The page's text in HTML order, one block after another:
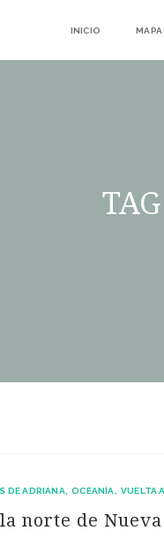
INICIO MAPA
DE ADRIANA OCEANÍA VUELTA
norte de